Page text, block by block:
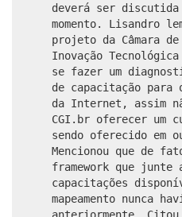
deverá ser discutida
momento. Lisandro
projeto da Câmara
Inovação
se fazer um
de capacitação para
da Internet, assim
CGI.br oferecer um
sendo oferecido em
Mencionou que de
framework que junte
capacitações
mapeamento nunca
anteriormente. Citou